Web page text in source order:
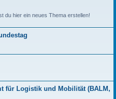
du hier ein neues Thema erstellen!
für Logistik und Mobilität (BALM,